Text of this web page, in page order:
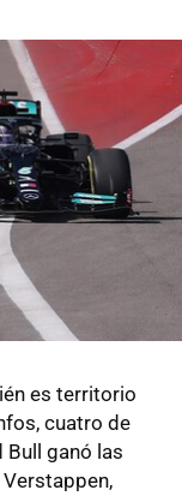
es territorio
cuatro de
Bull ganó las